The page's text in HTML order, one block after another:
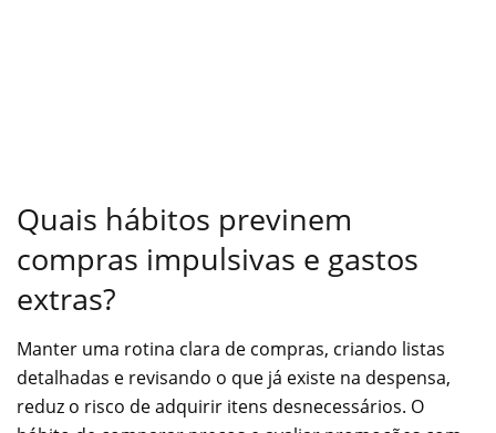
Quais hábitos previnem
compras impulsivas e gastos
extras?
Manter uma rotina clara de compras, criando listas
detalhadas e revisando o que já existe na despensa,
reduz o risco de adquirir itens desnecessários. O